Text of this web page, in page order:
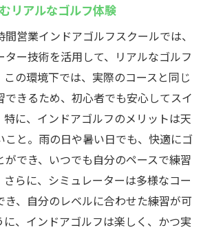
リアルなゴルフ体験
営業インドアゴルフスクールでは、
ター技術を活用して、リアルなゴルフ
この環境下では、実際のコースと同じ
できるため、初心者でも安心してスイ
特に、インドアゴルフのメリットは天
こと。雨の日や暑い日でも、快適にゴ
ができ、いつでも自分のペースで練習
らに、シミュレーターは多様なコー
き、自分のレベルに合わせた練習が可
に、インドアゴルフは楽しく、かつ実